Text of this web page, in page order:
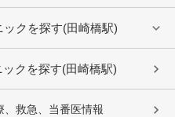
クを探す(田崎橋駅)
クを探す(田崎橋駅)
、救急、当番医情報